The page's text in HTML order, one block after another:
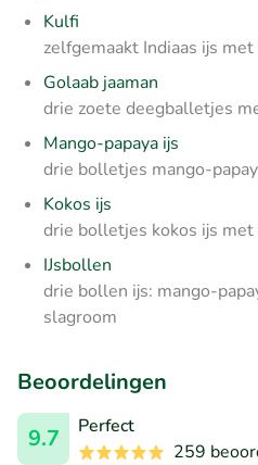
Kulfi
zelfgemaakt Indiaas ijs
Golaab jaaman
drie zoete deegballetjes
Mango-papaya ijs
drie bolletjes mango-
Kokos ijs
drie bolletjes kokos ijs met
IJsbollen
drie bollen ijs: mango-
slagroom
Beoordelingen
9.7
Perfect
259